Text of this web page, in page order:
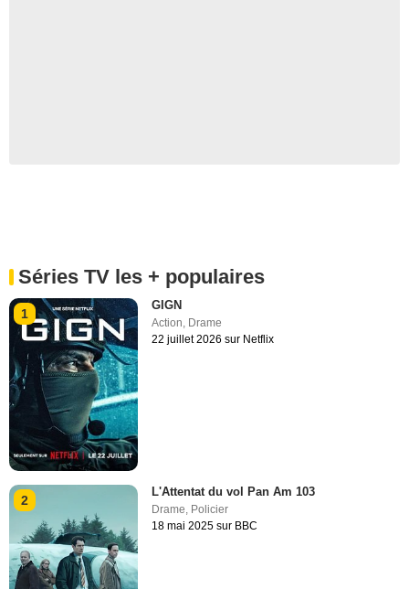
Séries TV les + populaires
1
GIGN
Action, Drame
22 juillet 2026 sur Netflix
2
L'Attentat du vol Pan Am 103
Drame Policier
18 mai 2025 sur BBC